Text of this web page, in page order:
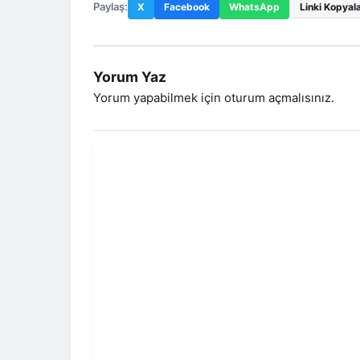
Paylaş: X Facebook WhatsApp Linki
Yorum Yaz
Yorum yapabilmek için oturum açmalısınız.